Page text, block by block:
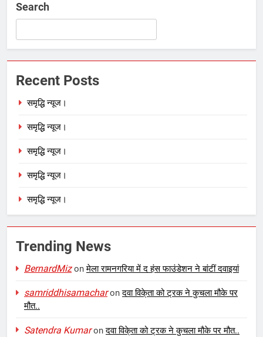
Search
Recent Posts
समृद्धि न्यूज।
समृद्धि न्यूज।
समृद्धि न्यूज।
समृद्धि न्यूज।
समृद्धि न्यूज।
Trending News
BernardMizonमेला रामनगरिया में द हंस फाउंडेशन ने बांटीं दवाइयां
samriddhisamacharonदवा विके्ता को ट्रक ने कुचला मौके पर
मौत..
Satendra Kumaronदवा विके्ता को ट्रक ने कुचला मौके पर मौत..